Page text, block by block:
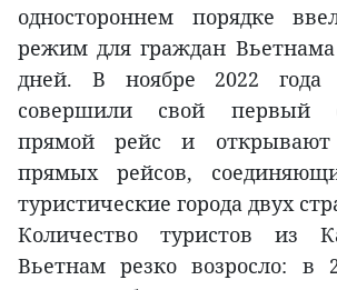
одностороннем порядке
режим для граждан
дней. В ноябре 2022 года
совершили свой первый
прямой рейс и
прямых рейсов,
туристические города двух
Количество туристов из
Вьетнам резко возросло: в